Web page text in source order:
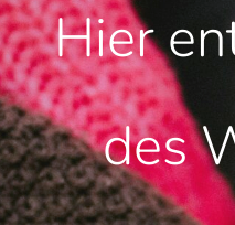
Hier
des